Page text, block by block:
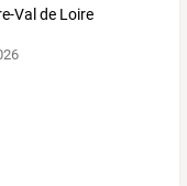
Val de Loire